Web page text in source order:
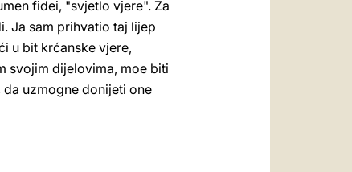
fidei, "svjetlo vjere". Za
Ja sam prihvatio taj lijep
u bit krćanske vjere,
dijelovima, moe biti
da uzmogne donijeti one